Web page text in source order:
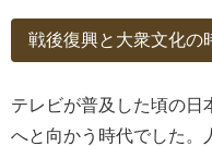
戦後復興と大衆文化の
テレビが普及した頃の日
へと向かう時代でした。